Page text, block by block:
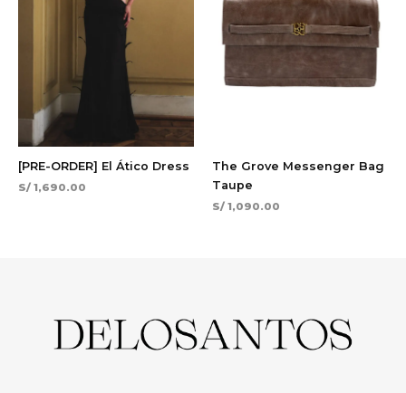
[PRE-ORDER] El Ático Dress
S/ 1,690.00
The Grove Messenger Bag
Taupe
S/ 1,090.00